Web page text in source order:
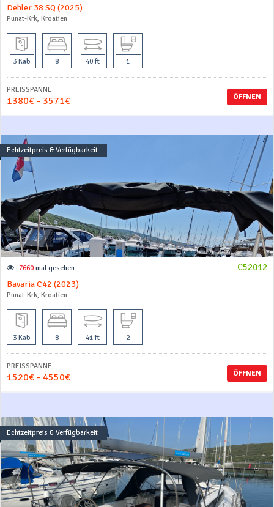
Dehler 38 SQ (2025)
Punat-Krk, Kroatien
3 Kab 8 40 ft 1
ÖFFNEN
PREISSPANNE
1380€ - 3571€
Echtzeitpreis & Verfügbarkeit
C52012
7660 mal gesehen
Bavaria C42 (2023)
Punat-Krk, Kroatien
3 Kab 8 41 ft 2
ÖFFNEN
PREISSPANNE
1520€ - 4550€
Echtzeitpreis & Verfügbarkeit